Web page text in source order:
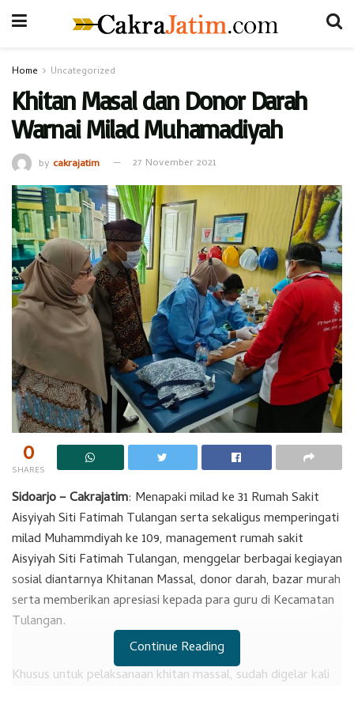
Home Uncategorized
Khitan Masal dan Donor Darah
Warnai Milad Muhamadiyah
by cakrajatim 27 November 2021
0
SHARES
Sidoarjo – Cakrajatim: Menapaki milad ke 31 Rumah Sakit
Aisyiyah Siti Fatimah Tulangan serta sekaligus memperingati
milad Muhammdiyah ke 109, management rumah sakit
Aisyiyah Siti Fatimah Tulangan, menggelar berbagai kegiayan
sosial diantarnya Khitanan Massal, donor darah, bazar murah
serta memberikan apresiasi kepada para guru di Kecamatan
Tulangan.
Khusus untuk pelaksanaan khitan massal, sudah digelar kali
Continue Reading